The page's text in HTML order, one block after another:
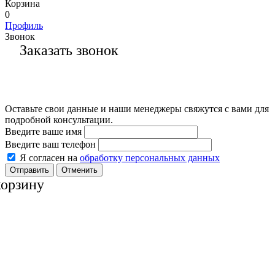
Корзина
0
Профиль
Звонок
Заказать звонок
Оставьте свои данные и наши менеджеры свяжутся с вами для
подробной консультации.
Введите ваше имя
Введите ваш телефон
Я согласен на обработку персональных данных
Отменить